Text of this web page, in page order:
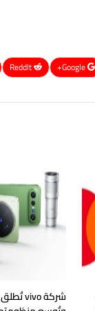
Google+
ReddIt